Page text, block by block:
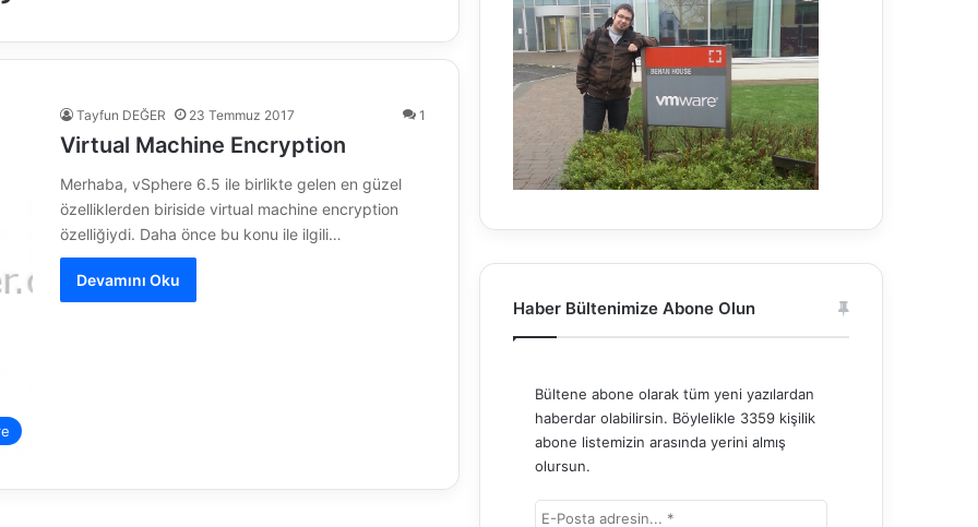
Tayfun DEĞER 23 Temmuz 2017 1
Virtual Machine Encryption
Merhaba, vSphere 6.5 ile birlikte gelen en güzel
özelliklerden biriside virtual machine encryption
özelliğiydi. Daha önce bu konu ile ilgili…
Devamını Oku
Haber Bültenimize Abone Olun
Bültene abone olarak tüm yeni yazılardan
haberdar olabilirsin. Böylelikle 3359 kişilik
abone listemizin arasında yerini almış
olursun.